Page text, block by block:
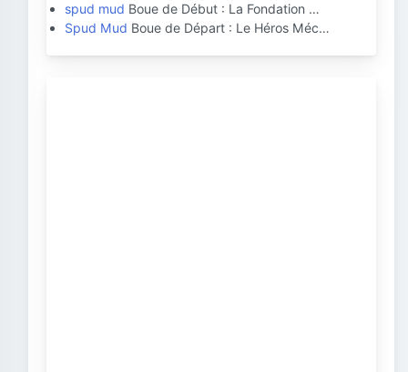
spud mud Boue de Début : La Fondation …
Spud Mud Boue de Départ : Le Héros Méc…